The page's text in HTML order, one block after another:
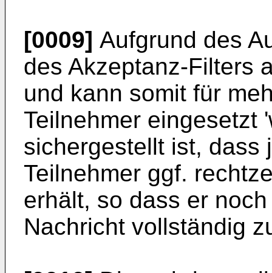
[0009] Aufgrund des
des Akzeptanz-Filters
und kann somit für
Teilnehmer eingesetzt
sichergestellt ist, dass
Teilnehmer ggf.
erhält, so dass er
Nachricht vollständig